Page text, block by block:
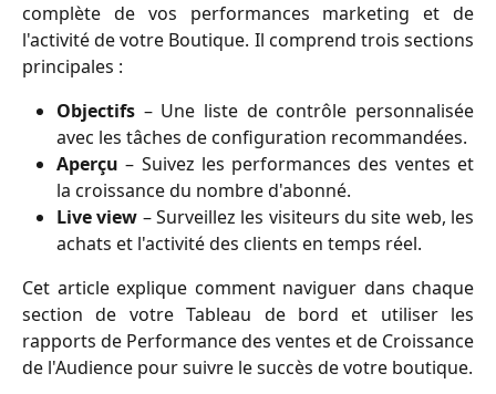
complète de vos performances marketing et de
l'activité de votre Boutique. Il comprend trois sections
principales :
Objectifs – Une liste de contrôle personnalisée
avec les tâches de configuration recommandées.
Aperçu – Suivez les performances des ventes et
la croissance du nombre d'abonné.
Live view – Surveillez les visiteurs du site web, les
achats et l'activité des clients en temps réel.
Cet article explique comment naviguer dans chaque
section de votre Tableau de bord et utiliser les
rapports de Performance des ventes et de Croissance
de l'Audience pour suivre le succès de votre boutique.